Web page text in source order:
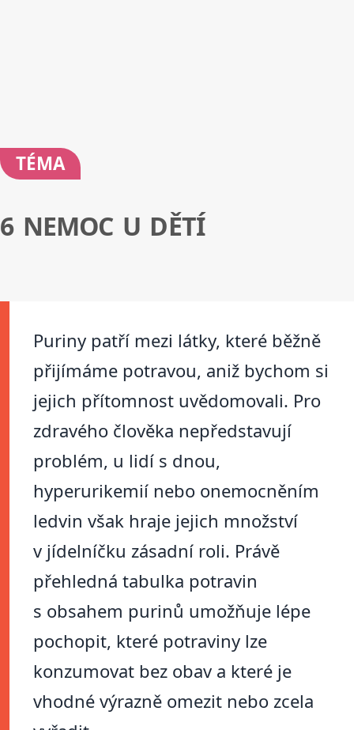
TÉMA
6 NEMOC U DĚTÍ
Puriny patří mezi látky, které běžně
přijímáme potravou, aniž bychom si
jejich přítomnost uvědomovali. Pro
zdravého člověka nepředstavují
problém, u lidí s dnou,
hyperurikemií nebo onemocněním
ledvin však hraje jejich množství
v jídelníčku zásadní roli. Právě
přehledná tabulka potravin
s obsahem purinů umožňuje lépe
pochopit, které potraviny lze
konzumovat bez obav a které je
vhodné výrazně omezit nebo zcela